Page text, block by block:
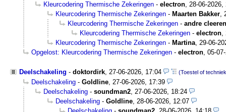
Kleurcodering Thermische Zekeringen - electron, 28-06-2026,
Kleurcodering Thermische Zekeringen - Maarten Bakker,
Kleurcodering Thermische Zekeringen - andre cleeren
Kleurcodering Thermische Zekeringen - electron,
Kleurcodering Thermische Zekeringen - Martina, 29-06-
Opgelost: Kleurcodering Thermische Zekeringen - electron, 05-
Deelschakeling - doktordirk 27-06-2026, 17:04 (Toestel of
Deelschakeling - Goldline 27-06-2026, 17:39
Deelschakeling - soundman2 27-06-2026, 18:24
Deelschakeling - Goldline 28-06-2026, 12:07